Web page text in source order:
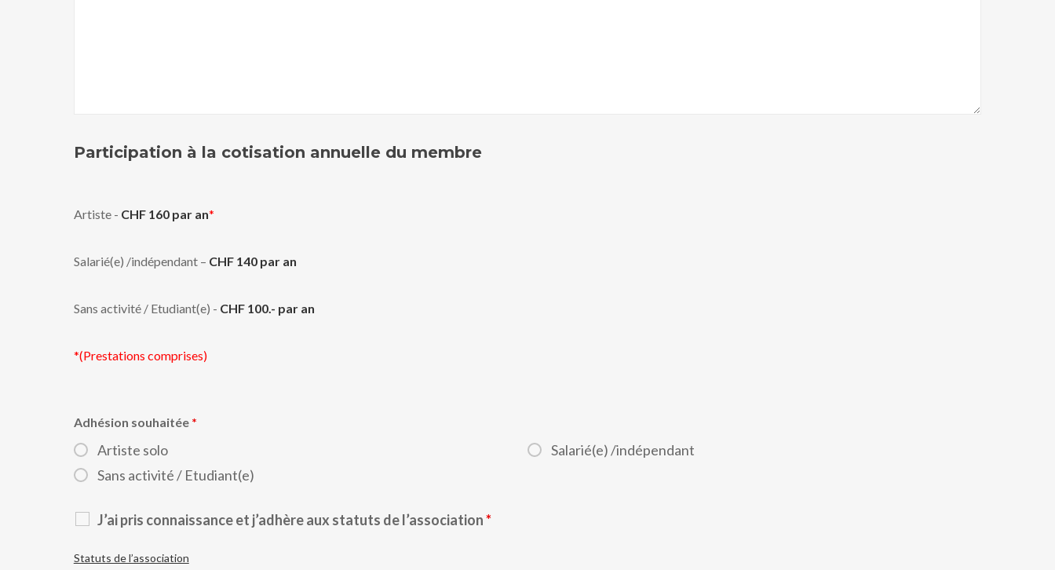
Participation à la cotisation annuelle du membre
Artiste - CHF 160 par an*
Salarié(e) /indépendant – CHF 140 par an
Sans activité / Etudiant(e) - CHF 100.- par an
*(Prestations comprises)
Adhésion souhaitée *
Artiste solo
Salarié(e) /indépendant
Sans activité / Etudiant(e)
J’ai pris connaissance et j’adhère aux statuts de l’association*
Statuts de l’association